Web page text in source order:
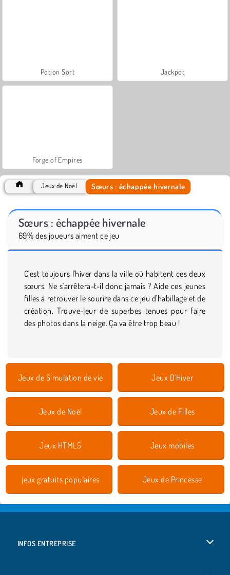
Potion Sort Jackpot
Forge of Empires
Jeux de Noël Sœurs : échappée hivernale
Sœurs : échappée hivernale
69% des joueurs aiment ce jeu
C'est toujours l'hiver dans la ville où habitent ces deux
sœurs. Ne s'arrêtera-t-il donc jamais ? Aide ces jeunes
filles à retrouver le sourire dans ce jeu d'habillage et de
création. Trouve-leur de superbes tenues pour faire
des photos dans la neige. Ça va être trop beau !
Jeux de Simulation de vie Jeux D'Hiver
Jeux de Noël Jeux de Filles
Jeux HTML5 Jeux mobiles
jeux gratuits populaires Jeux de Princesse
INFOS ENTREPRISE